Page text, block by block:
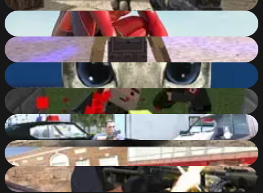
83%
Amazing Strange Rope Police - Vice Spider Vegas
90
Pixel Gun: Apocalypse
87%
Cat Simulator : Kitty Craft
88
Pixel Gun Apocalypse 3
86 %
Grand Action Crime: New York Car Gang
86%
CarS
83%
Good Guys vs Bad Boys
86%